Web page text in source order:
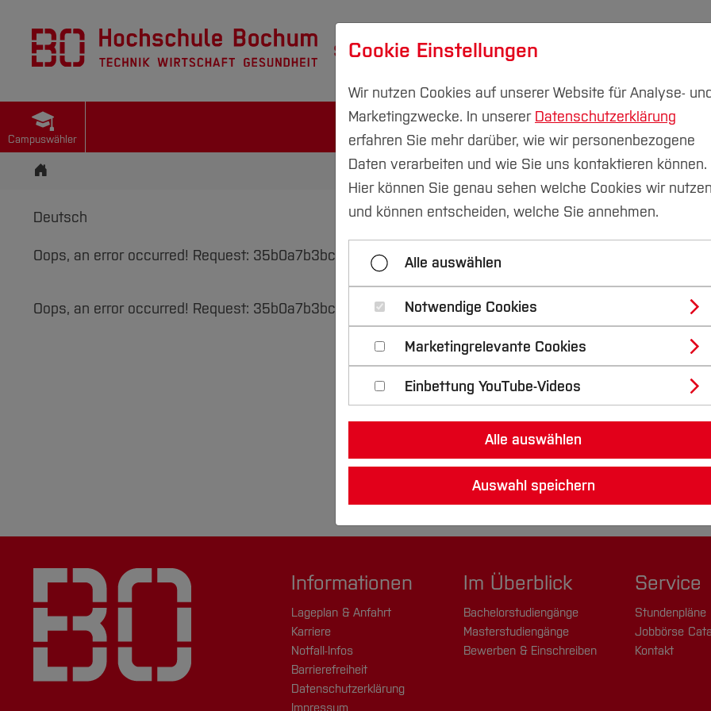
Studium Forschung & Transfer
Campuswähler
Deutsch
Oops, an error occurred! Request: 35b0a7b3bc62b
Oops, an error occurred! Request: 35b0a7b3bc62b
Informationen
Lageplan & Anfahrt
Karriere
Notfall-Infos
Barrierefreiheit
Datenschutzerklärung
Impressum
Im Überblick
Bachelorstudiengänge
Masterstudiengänge
Bewerben & Einschreiben
Service
Stundenpläne
Jobbörse
Kontakt
Cookie Einstellungen
Wir nutzen Cookies auf unserer Website für Analyse-
Marketingzwecke. In unserer Datenschutzerklärung
erfahren Sie mehr darüber, wie wir personenbezogene
Daten verarbeiten und wie Sie uns kontaktieren können.
Hier können Sie genau sehen welche Cookies wir
und können entscheiden, welche Sie annehmen.
Alle auswählen
Notwendige Cookies
Marketingrelevante Cookies
Einbettung YouTube-Videos
Alle auswählen
Auswahl speichern